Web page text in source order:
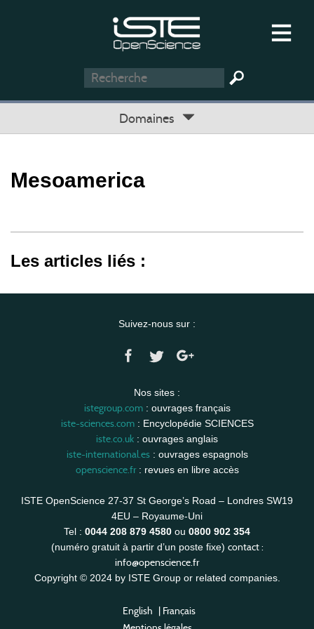
Domaines
Mesoamerica
Les articles liés :
Suivez-nous sur :
Nos sites :
istegroup.com: ouvrages français
iste-sciences.com: Encyclopédie SCIENCES
iste.co.uk : ouvrages anglais
iste-international.es: ouvrages espagnols
openscience.fr: revues en libre accès
ISTE OpenScience 27-37 St George’s Road – Londres SW19
4EU – Royaume-Uni
Tel : 0044 208 879 4580 ou 0800 902 354
(numéro gratuit à partir d’un poste fixe) contact :
info@openscience.fr
Copyright © 2024 by ISTE Group or related companies.
English | Français